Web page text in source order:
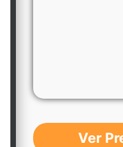
Ver